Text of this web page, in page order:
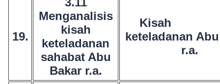
19.
Menganalisis
kisah
keteladanan
sahabat Abu
Bakar r.a.
keteladanan
r.a.